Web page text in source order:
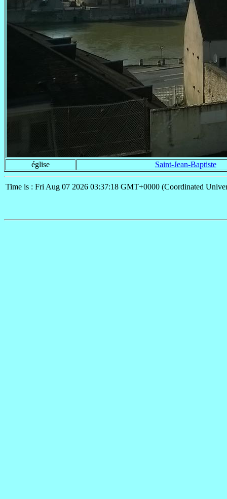
église Saint-Jean-Baptiste
Time is : Fri Aug 07 2026 03:37:18 GMT+0000 (Coordinated